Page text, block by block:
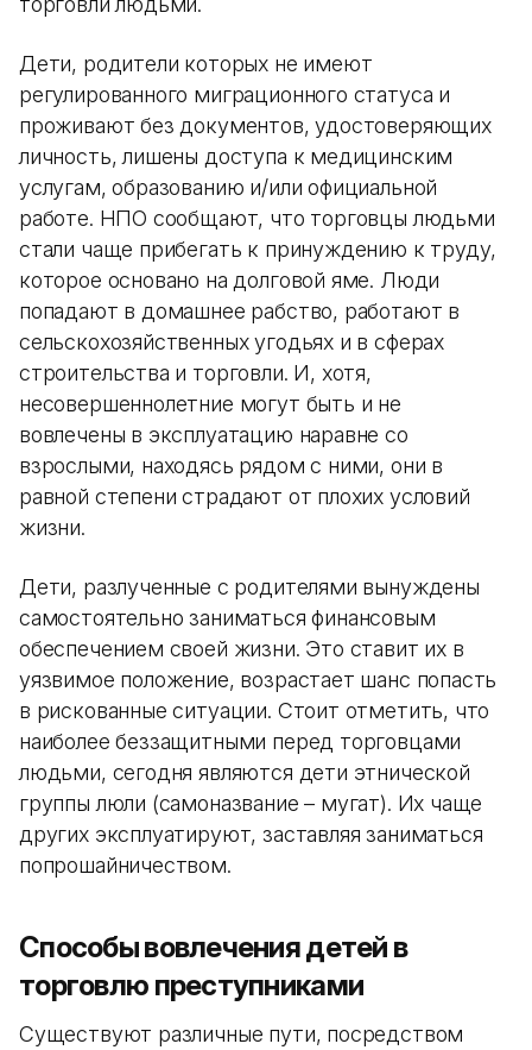
Дети, родители которых не имеют
регулированного миграционного статуса и
проживают без документов, удостоверяющих
личность, лишены доступа к медицинским
услугам, образованию и/или официальной
работе. НПО сообщают, что торговцы людьми
стали чаще прибегать к принуждению к труду,
которое основано на долговой яме. Люди
попадают в домашнее рабство, работают в
сельскохозяйственных угодьях и в сферах
строительства и торговли. И, хотя,
несовершеннолетние могут быть и не
вовлечены в эксплуатацию наравне со
взрослыми, находясь рядом с ними, они в
равной степени страдают от плохих условий
жизни.
Дети, разлученные с родителями вынуждены
самостоятельно заниматься финансовым
обеспечением своей жизни. Это ставит их в
уязвимое положение, возрастает шанс попасть
в рискованные ситуации. Стоит отметить, что
наиболее беззащитными перед торговцами
людьми, сегодня являются дети этнической
группы люли (самоназвание – мугат). Их чаще
других эксплуатируют, заставляя заниматься
попрошайничеством.
Способы вовлечения детей в
торговлю преступниками
Существуют различные пути, посредством